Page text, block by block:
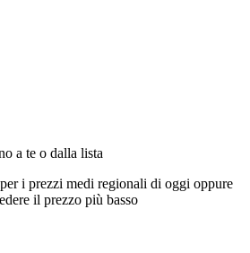
a te o dalla lista
i prezzi medi regionali di oggi oppure
il prezzo più basso